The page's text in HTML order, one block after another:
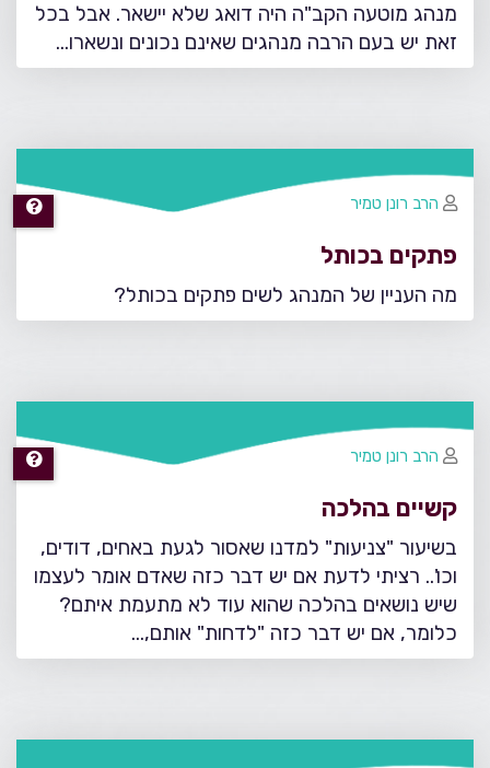
מנהג מוטעה הקב"ה היה דואג שלא יישאר. אבל בכל
זאת יש בעם הרבה מנהגים שאינם נכונים ונשארו…
פתקים בכותל
מה העניין של המנהג לשים פתקים בכותל?
הרב רונן טמיר
קשיים בהלכה
בשיעור "צניעות" למדנו שאסור לגעת באחים, דודים,
וכו'.. רציתי לדעת אם יש דבר כזה שאדם אומר לעצמו
שיש נושאים בהלכה שהוא עוד לא מתעמת איתם?
כלומר, אם יש דבר כזה "לדחות" אותם,…
הרב רונן טמיר